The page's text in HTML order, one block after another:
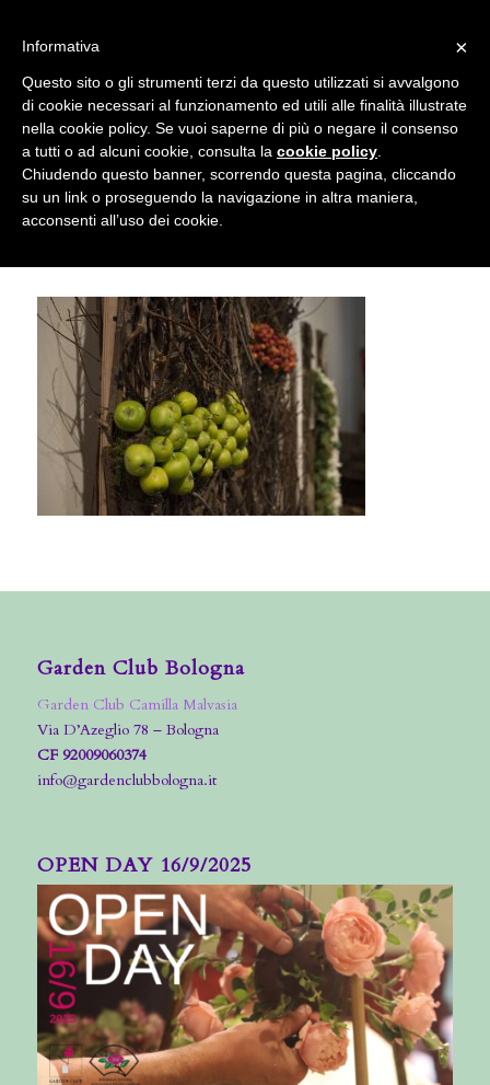
Garden Club Bologna – Mostra
“Omaggio a Bologna” 2016
Garden Club Bologna
Garden Club Camilla Malvasia
Via D’Azeglio 78 – Bologna
CF 92009060374
info@gardenclubbologna.it
OPEN DAY 16/9/2025
accetta l'uso dei cookies previsto nella pagina dedicata.
Fai clic per abilitare/disabilitare il tracciamento di
Google Analytics.
OK Privacy e cookie policy
×
Informativa
Questo sito o gli strumenti terzi da questo utilizzati si avvalgono
di cookie necessari al funzionamento ed utili alle finalità illustrate
nella cookie policy. Se vuoi saperne di più o negare il consenso
a tutti o ad alcuni cookie, consulta la cookie policy
Chiudendo questo banner, scorrendo questa pagina, cliccando
su un link o proseguendo la navigazione in altra maniera,
acconsenti all’uso dei cookie.